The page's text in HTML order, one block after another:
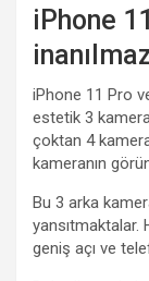
iPhone
iPhone 11 Pro
estetik 3
çoktan 4
kameranın
Bu 3 arka
yansıtmaktalar.
geniş açı ve